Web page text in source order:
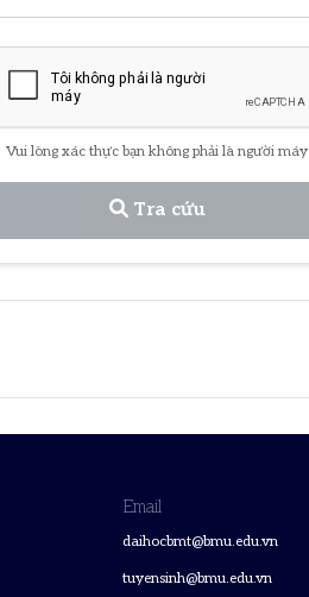
Vui lòng xác thực bạn không phải là người máy
Tra cứu
Email
daihocbmt@bmu.edu.vn
tuyensinh@bmu.edu.vn